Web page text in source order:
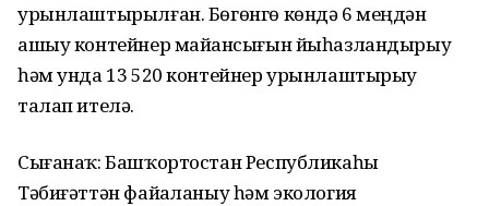
урынлаштырылған. Бөгөнгө көндә 6 меңдән
ашыу контейнер майҙансығын йыһазландырыу
һәм унда 13 520 контейнер урынлаштырыу
талап ителә.
Сығанаҡ: Башҡортостан Республикаһы
Тәбиғәттән файҙаланыу һәм экология